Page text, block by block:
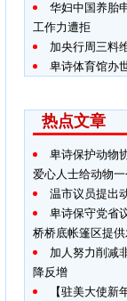
华妇中国养胎
工作力遭拒
加央行周三料
卑诗体育馆办
热点文章
卑诗保护动物
爱心人士给动物
温市议员提出
卑诗保守党省
桥桥底帐篷区提
加人努力削减
降反增
【驻美大使